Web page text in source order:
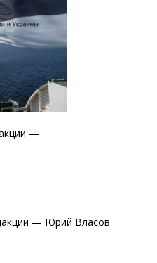
—
— Юрий Власов